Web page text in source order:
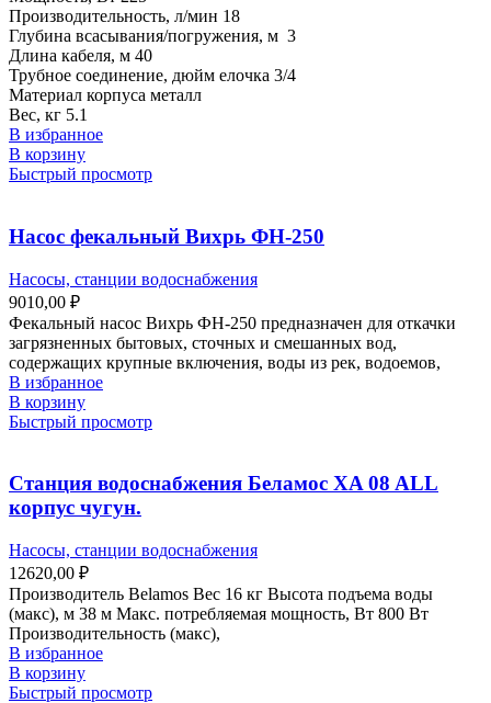
Производительность, л/мин 18
Глубина всасывания/погружения, м 3
Длина кабеля, м 40
Трубное соединение, дюйм елочка 3/4
Материал корпуса металл
Вес, кг 5.1
В избранное
В корзину
Быстрый просмотр
Насос фекальный Вихрь ФН-250
Насосы, станции водоснабжения
9010,00 ₽
Фекальный насос Вихрь ФН-250 предназначен для откачки
загрязненных бытовых, сточных и смешанных вод,
содержащих крупные включения, воды из рек, водоемов,
В избранное
В корзину
Быстрый просмотр
Станция водоснабжения Беламос XA 08 ALL
корпус чугун.
Насосы, станции водоснабжения
12620,00 ₽
Производитель Belamos Вес 16 кг Высота подъема воды
(макс), м 38 м Макс. потребляемая мощность, Вт 800 Вт
Производительность (макс),
В избранное
В корзину
Быстрый просмотр